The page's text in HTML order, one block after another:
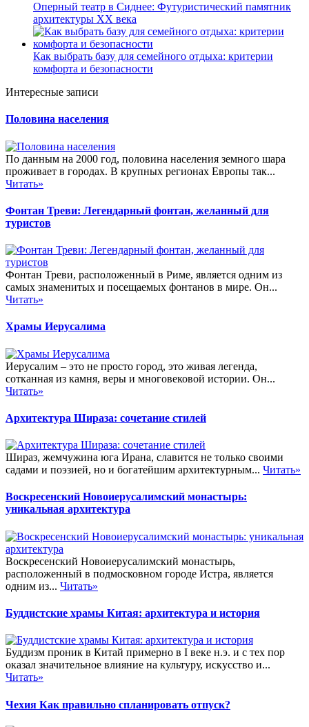
Оперный театр в Сиднее: Футуристический памятник
архитектуры XX века
Как выбрать базу для семейного отдыха: критерии
комфорта и безопасности
Интересные записи
Половина населения
По данным на 2000 год, половина населения земного шара
проживает в городах. В крупных регионах Европы так...
Читать»
Фонтан Треви: Легендарный фонтан, желанный для
туристов
Фонтан Треви, расположенный в Риме, является одним из
самых знаменитых и посещаемых фонтанов в мире. Он...
Читать»
Храмы Иерусалима
Иерусалим – это не просто город, это живая легенда,
сотканная из камня, веры и многовековой истории. Он...
Читать»
Архитектура Шираза: сочетание стилей
Шираз, жемчужина юга Ирана, славится не только своими
садами и поэзией, но и богатейшим архитектурным... Читать»
Воскресенский Новоиерусалимский монастырь:
уникальная архитектура
Воскресенский Новоиерусалимский монастырь,
расположенный в подмосковном городе Истра, является
одним из... Читать»
Буддистские храмы Китая: архитектура и история
Буддизм проник в Китай примерно в I веке н.э. и с тех пор
оказал значительное влияние на культуру, искусство и...
Читать»
Чехия Как правильно спланировать отпуск?